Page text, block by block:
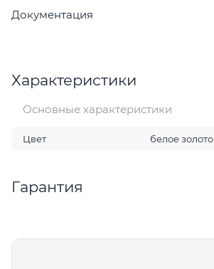
Документация
Характеристики
Основные характеристики
Цвет белое золото
Гарантия